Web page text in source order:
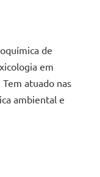
de
em
atuado nas
ambiental e